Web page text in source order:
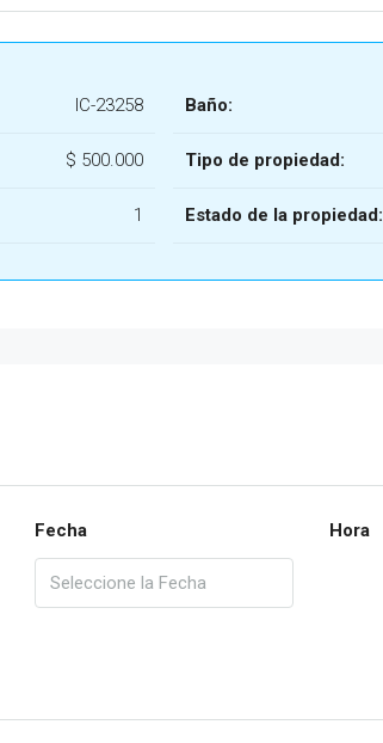
IC-23258
$ 500.000
1
Baño:
Tipo de propiedad:
Estado de la propiedad:
Fecha Hora